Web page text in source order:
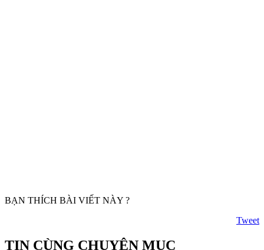
BẠN THÍCH BÀI VIẾT NÀY ?
Tweet
TIN CÙNG CHUYÊN MỤC